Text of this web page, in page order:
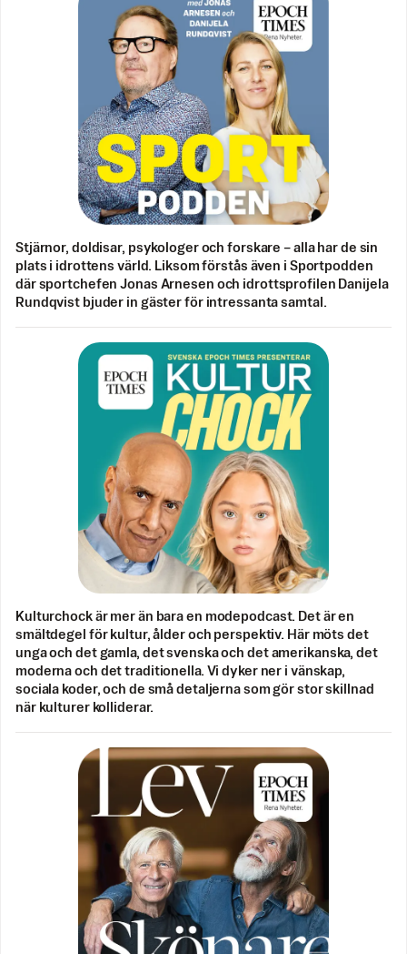
Stjärnor, doldisar, psykologer och forskare – alla har de sin
plats i idrottens värld. Liksom förstås även i Sportpodden
där sportchefen Jonas Arnesen och idrottsprofilen Danijela
Rundqvist bjuder in gäster för intressanta samtal.
Kulturchock är mer än bara en modepodcast. Det är en
smältdegel för kultur, ålder och perspektiv. Här möts det
unga och det gamla, det svenska och det amerikanska, det
moderna och det traditionella. Vi dyker ner i vänskap,
sociala koder, och de små detaljerna som gör stor skillnad
när kulturer kolliderar.